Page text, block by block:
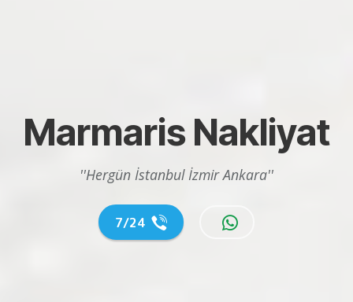
Marmaris Nakliyat
''Hergün İstanbul İzmir Ankara''
7/24